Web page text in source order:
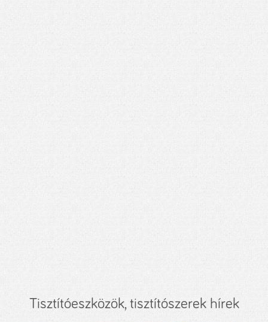
Tisztítóeszközök, tisztítószerek hírek